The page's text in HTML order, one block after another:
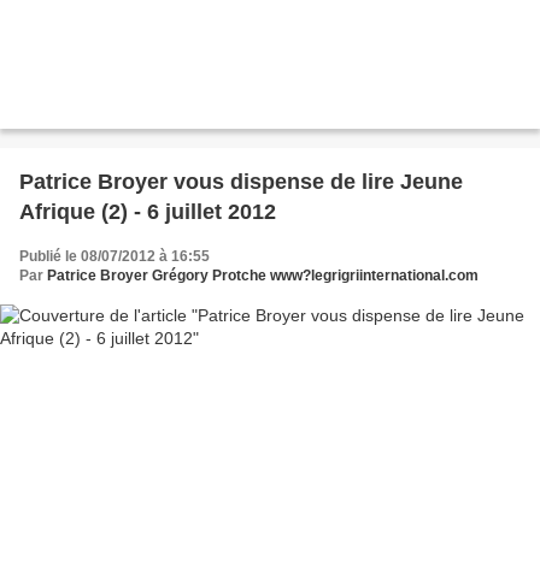
Patrice Broyer vous dispense de lire Jeune
Afrique (2) - 6 juillet 2012
Publié le 08/07/2012 à 16:55
Par Patrice Broyer Grégory Protche www?legrigriinternational.com